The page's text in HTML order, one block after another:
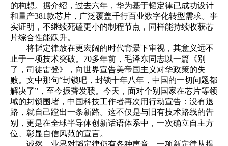
的构想。据介绍，过去六年，华为基于韬定律已成功设计
和量产381款芯片，广泛覆盖千行百业数字化转型需求。事
实证明，不继续死磕更小的制程节点，同样能持续收获芯
片综合性能跃升。
将韬定律放在更宏阔的时代背景下审视，其意义远不
止于一项技术突破。70多年前，毛泽东同志以一篇《别
了，司徒雷登》，向世界宣告美帝国主义对华政策的失
败。文中那句“封锁吧，封锁十年八年，中国的一切问题都
解决了”，至今振聋发聩。今天，面对个别国家在芯片等领
域的封锁围堵，中国科技工作者再次用行动宣告：没有退
路，就自己蹚出一条新路。这不仅是与旧有技术路线的告
别，更是在全球半导体创新话语体系中，一次确立自主方
位、彰显自信风范的宣言。
诚然，业界对韬定律仍有各种声音，一项新定律从提